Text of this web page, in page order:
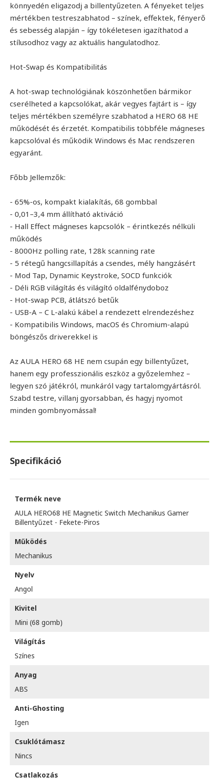
könnyedén eligazodj a billentyűzeten. A fényeket teljes
mértékben testreszabhatod – színek, effektek, fényerő
és sebesség alapján – így tökéletesen igazíthatod a
stílusodhoz vagy az aktuális hangulatodhoz.
Hot-Swap és Kompatibilitás
A hot-swap technológiának köszönhetően bármikor
cserélheted a kapcsolókat, akár vegyes fajtárt is – így
teljes mértékben személyre szabhatod a HERO 68 HE
működését és érzetét. Kompatibilis többféle mágneses
kapcsolóval és működik Windows és Mac rendszeren
egyaránt.
Főbb Jellemzők:
- 65%-os, kompakt kialakítás, 68 gombbal
- 0,01–3,4 mm állítható aktiváció
- Hall Effect mágneses kapcsolók – érintkezés nélküli
működés
- 8000Hz polling rate, 128k scanning rate
- 5 rétegű hangcsillapítás a csendes, mély hangzásért
- Mod Tap, Dynamic Keystroke, SOCD funkciók
- Déli RGB világítás és világító oldalfénydoboz
- Hot-swap PCB, átlátszó betűk
- USB-A – C L-alakú kábel a rendezett elrendezéshez
- Kompatibilis Windows, macOS és Chromium-alapú
böngészős driverekkel is
Az AULA HERO 68 HE nem csupán egy billentyűzet,
hanem egy professzionális eszköz a győzelemhez –
legyen szó játékról, munkáról vagy tartalomgyártásról.
Szabd testre, villanj gyorsabban, és hagyj nyomot
minden gombnyomással!
Specifikáció
Termék neve
AULA HERO68 HE Magnetic Switch Mechanikus Gamer
Billentyűzet - Fekete-Piros
Működés
Mechanikus
Nyelv
Angol
Kivitel
Mini (68 gomb)
Világítás
Színes
Anyag
ABS
Anti-Ghosting
Igen
Csuklótámasz
Nincs
Csatlakozás